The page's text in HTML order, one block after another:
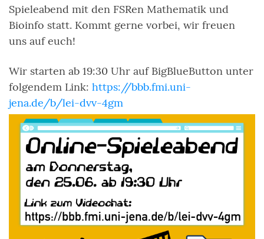
Spieleabend mit den FSRen Mathematik und
Bioinfo statt. Kommt gerne vorbei, wir freuen
uns auf euch!
Wir starten ab 19:30 Uhr auf BigBlueButton unter
folgendem Link: https://bbb.fmi.uni-
jena.de/b/lei-dvv-4gm